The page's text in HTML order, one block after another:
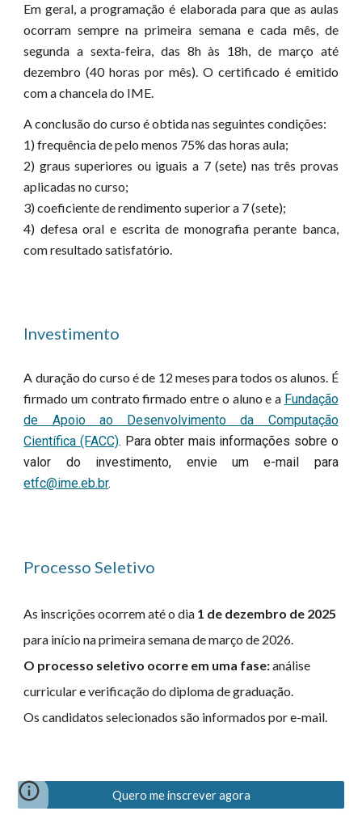
Em geral, a programação é elaborada para que as aulas
ocorram sempre na primeira semana e cada mês, de
segunda a sexta-feira, das 8h às 18h, de março até
dezembro (40 horas por mês). O certificado é emitido
com a chancela do IME.
A conclusão do curso é obtida nas seguintes condições:
1) frequência de pelo menos 75% das horas aula;
2) graus superiores ou iguais a 7 (sete) nas três provas
aplicadas no curso;
3) coeficiente de rendimento superior a 7 (sete);
4) defesa oral e escrita de monografia perante banca,
com resultado satisfatório.
Investimento
A duração do curso é de 12 meses para todos os alunos. É
firmado um contrato firmado entre o aluno e a Fundação
de Apoio ao Desenvolvimento da Computação
Científica (FACC). Para obter mais informações sobre o
valor do investimento, envie um e-mail para
etfc@ime.eb.br.
Processo Seletivo
As inscrições ocorrem até o dia 1 de dezembro de 2025
para início na primeira semana de março de 2026.
O processo seletivo ocorre em uma fase:análise
curricular e verificação do diploma de graduação.
Os candidatos selecionados são informados por e-mail.
Quero me inscrever agora